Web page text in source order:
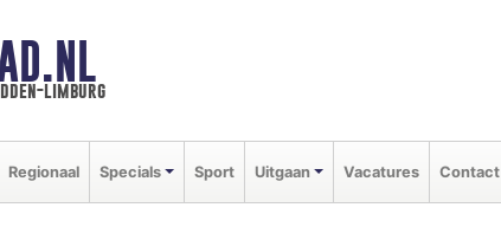
limburg
Regionaal Specials Sport Uitgaan Vacatures Contact